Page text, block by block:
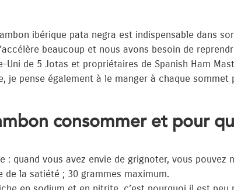
ibérique pata negra est indispensable dans
beaucoup et nous avons besoin de
Uni de 5 Jotas et propriétaires de Spanish Ham
je pense également à le manger à chaque
consommer et pour
: quand vous avez envie de grignoter, vous pouvez
la satiété ; 30 grammes maximum.